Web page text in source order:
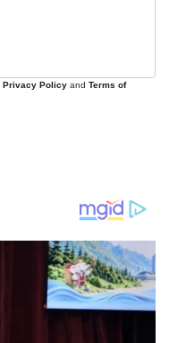
Privacy Policy and Terms of